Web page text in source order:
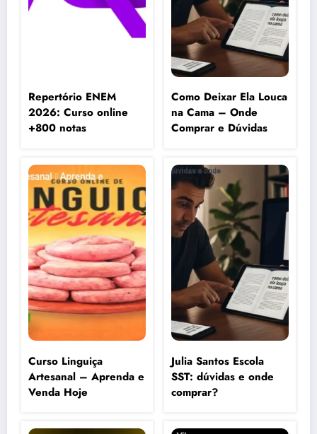
Repertório ENEM
2026: Curso online
+800 notas
Como Deixar Ela Louca
na Cama – Onde
Comprar e Dúvidas
Curso Linguiça
Artesanal – Aprenda e
Venda Hoje
Julia Santos Escola
SST: dúvidas e onde
comprar?